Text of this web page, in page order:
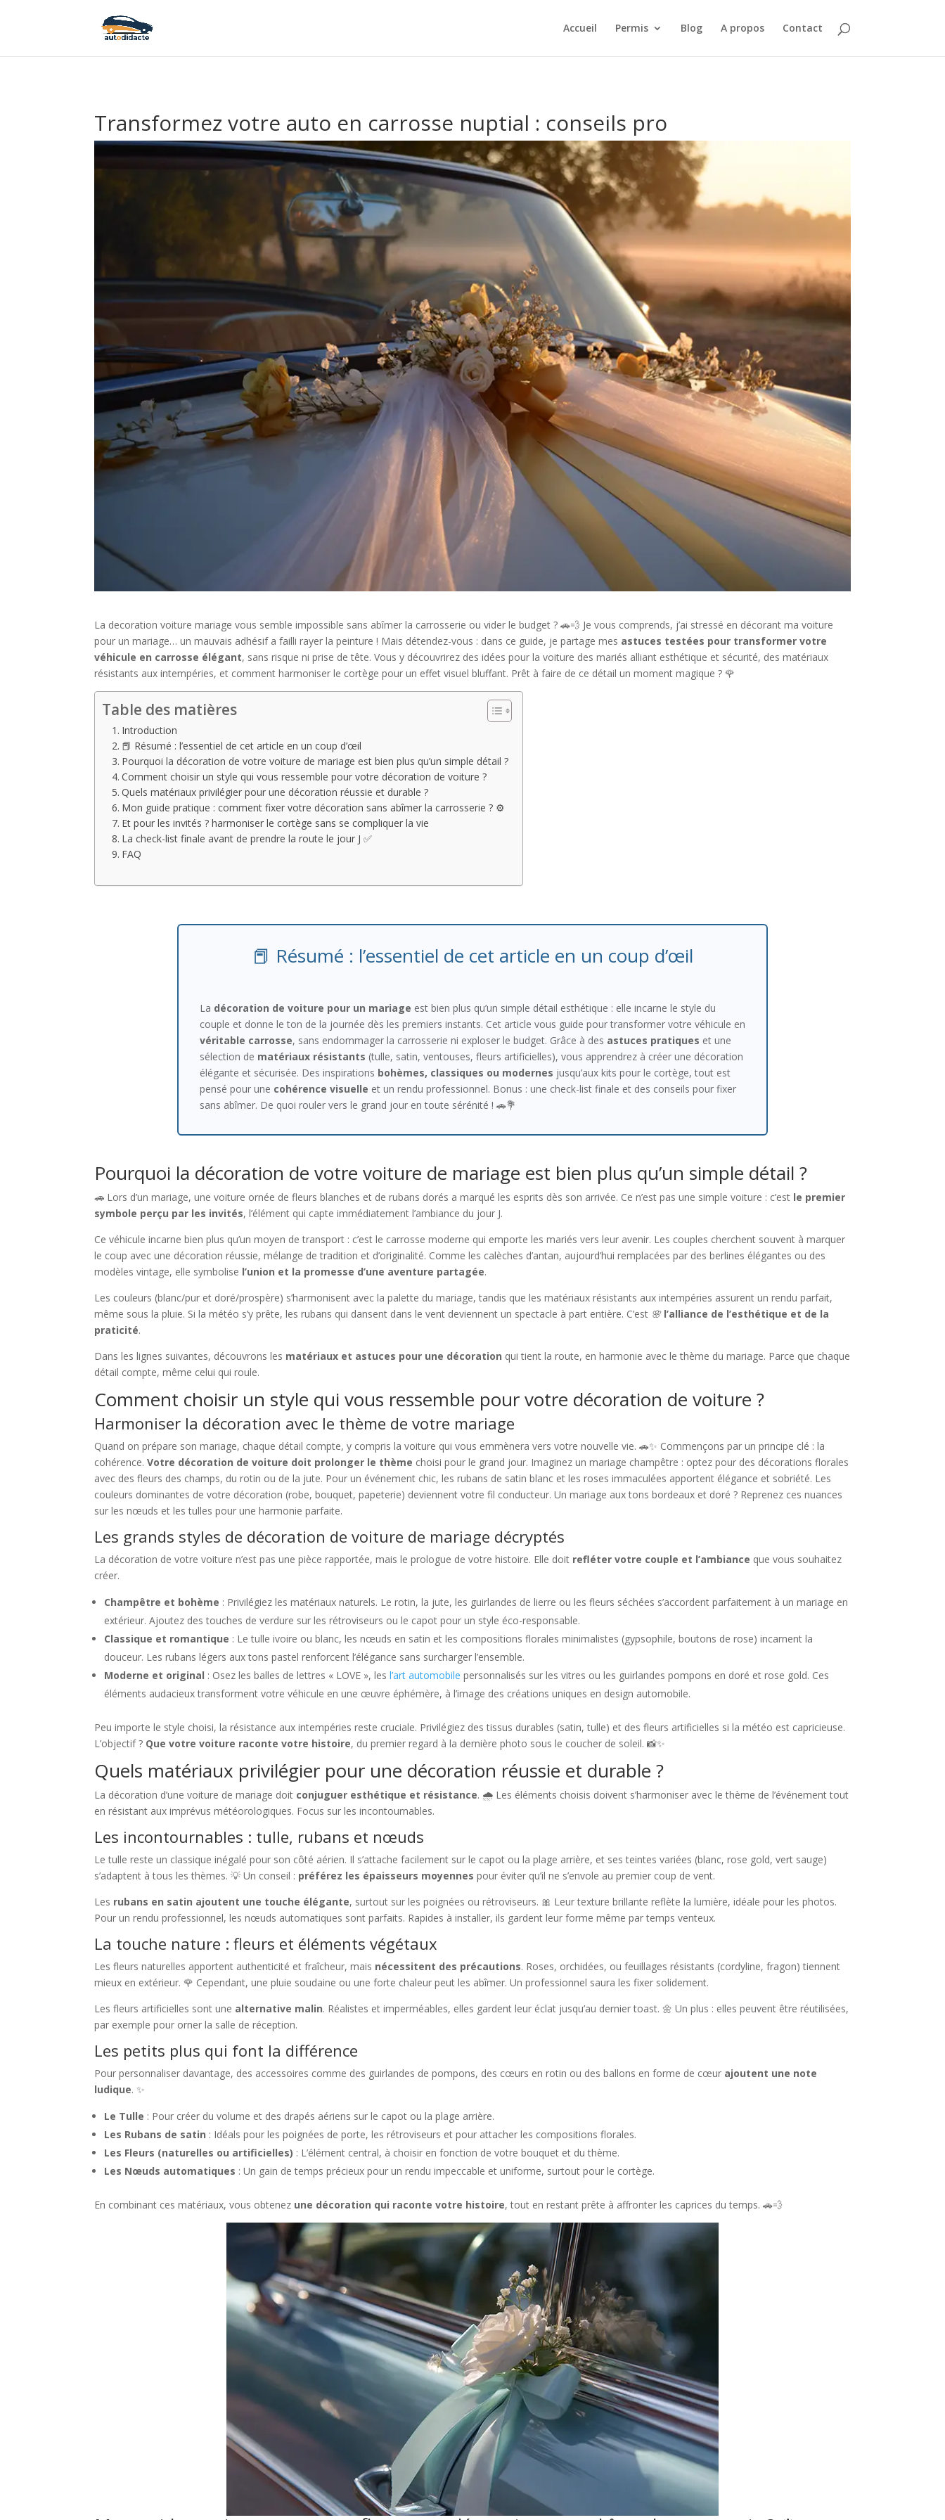
Accueil Permis Blog A propos Contact
Transformez votre auto en carrosse nuptial : conseils pro
La decoration voiture mariage vous semble impossible sans abîmer la carrosserie ou vider le budget ? 🚗💨 Je vous comprends, j’ai stressé en décorant ma voiture
pour un mariage… un mauvais adhésif a failli rayer la peinture ! Mais détendez-vous : dans ce guide, je partage mes astuces testées pour transformer votre
véhicule en carrosse élégant, sans risque ni prise de tête. Vous y découvrirez des idées pour la voiture des mariés alliant esthétique et sécurité, des matériaux
résistants aux intempéries, et comment harmoniser le cortège pour un effet visuel bluffant. Prêt à faire de ce détail un moment magique ? 🌹
Table des matières
Introduction
📕 Résumé : l’essentiel de cet article en un coup d’œil
Pourquoi la décoration de votre voiture de mariage est bien plus qu’un simple détail ?
Comment choisir un style qui vous ressemble pour votre décoration de voiture ?
Quels matériaux privilégier pour une décoration réussie et durable ?
Mon guide pratique : comment fixer votre décoration sans abîmer la carrosserie ? ⚙️
Et pour les invités ? harmoniser le cortège sans se compliquer la vie
La check-list finale avant de prendre la route le jour J ✅
FAQ
📕 Résumé : l’essentiel de cet article en un coup d’œil
La décoration de voiture pour un mariage est bien plus qu’un simple détail esthétique : elle incarne le style du
couple et donne le ton de la journée dès les premiers instants. Cet article vous guide pour transformer votre véhicule en
véritable carrosse, sans endommager la carrosserie ni exploser le budget. Grâce à des astuces pratiques et une
sélection de matériaux résistants (tulle, satin, ventouses, fleurs artificielles), vous apprendrez à créer une décoration
élégante et sécurisée. Des inspirations bohèmes, classiques ou modernes jusqu’aux kits pour le cortège, tout est
pensé pour une cohérence visuelle et un rendu professionnel. Bonus : une check-list finale et des conseils pour fixer
sans abîmer. De quoi rouler vers le grand jour en toute sérénité ! 🚗💐
Pourquoi la décoration de votre voiture de mariage est bien plus qu’un simple détail ?
🚗 Lors d’un mariage, une voiture ornée de fleurs blanches et de rubans dorés a marqué les esprits dès son arrivée. Ce n’est pas une simple voiture : c’est le premier
symbole perçu par les invités, l’élément qui capte immédiatement l’ambiance du jour J.
Ce véhicule incarne bien plus qu’un moyen de transport : c’est le carrosse moderne qui emporte les mariés vers leur avenir. Les couples cherchent souvent à marquer
le coup avec une décoration réussie, mélange de tradition et d’originalité. Comme les calèches d’antan, aujourd’hui remplacées par des berlines élégantes ou des
modèles vintage, elle symbolise l’union et la promesse d’une aventure partagée.
Les couleurs (blanc/pur et doré/prospère) s’harmonisent avec la palette du mariage, tandis que les matériaux résistants aux intempéries assurent un rendu parfait,
même sous la pluie. Si la météo s’y prête, les rubans qui dansent dans le vent deviennent un spectacle à part entière. C’est 🌸 l’alliance de l’esthétique et de la
praticité.
Dans les lignes suivantes, découvrons les matériaux et astuces pour une décoration qui tient la route, en harmonie avec le thème du mariage. Parce que chaque
détail compte, même celui qui roule.
Comment choisir un style qui vous ressemble pour votre décoration de voiture ?
Harmoniser la décoration avec le thème de votre mariage
Quand on prépare son mariage, chaque détail compte, y compris la voiture qui vous emmènera vers votre nouvelle vie. 🚗✨ Commençons par un principe clé : la
cohérence.Votre décoration de voiture doit prolonger le thème choisi pour le grand jour. Imaginez un mariage champêtre : optez pour des décorations florales
avec des fleurs des champs, du rotin ou de la jute. Pour un événement chic, les rubans de satin blanc et les roses immaculées apportent élégance et sobriété. Les
couleurs dominantes de votre décoration (robe, bouquet, papeterie) deviennent votre fil conducteur. Un mariage aux tons bordeaux et doré ? Reprenez ces nuances
sur les nœuds et les tulles pour une harmonie parfaite.
Les grands styles de décoration de voiture de mariage décryptés
La décoration de votre voiture n’est pas une pièce rapportée, mais le prologue de votre histoire. Elle doit refléter votre couple et l’ambiance que vous souhaitez
créer.
Champêtre et bohème : Privilégiez les matériaux naturels. Le rotin, la jute, les guirlandes de lierre ou les fleurs séchées s’accordent parfaitement à un mariage en
extérieur. Ajoutez des touches de verdure sur les rétroviseurs ou le capot pour un style éco-responsable.
Classique et romantique : Le tulle ivoire ou blanc, les nœuds en satin et les compositions florales minimalistes (gypsophile, boutons de rose) incarnent la
douceur. Les rubans légers aux tons pastel renforcent l’élégance sans surcharger l’ensemble.
Moderne et original : Osez les balles de lettres « LOVE », lesl’art automobile personnalisés sur les vitres ou les guirlandes pompons en doré et rose gold. Ces
éléments audacieux transforment votre véhicule en une œuvre éphémère, à l’image des créations uniques en design automobile.
Peu importe le style choisi, la résistance aux intempéries reste cruciale. Privilégiez des tissus durables (satin, tulle) et des fleurs artificielles si la météo est capricieuse.
L’objectif ? Que votre voiture raconte votre histoire, du premier regard à la dernière photo sous le coucher de soleil. 📸✨
Quels matériaux privilégier pour une décoration réussie et durable ?
La décoration d’une voiture de mariage doit conjuguer esthétique et résistance. 🌧️ Les éléments choisis doivent s’harmoniser avec le thème de l’événement tout
en résistant aux imprévus météorologiques. Focus sur les incontournables.
Les incontournables : tulle, rubans et nœuds
Le tulle reste un classique inégalé pour son côté aérien. Il s’attache facilement sur le capot ou la plage arrière, et ses teintes variées (blanc, rose gold, vert sauge)
s’adaptent à tous les thèmes. 💡 Un conseil : préférez les épaisseurs moyennes pour éviter qu’il ne s’envole au premier coup de vent.
Les rubans en satin ajoutent une touche élégante, surtout sur les poignées ou rétroviseurs. 🎀 Leur texture brillante reflète la lumière, idéale pour les photos.
Pour un rendu professionnel, les nœuds automatiques sont parfaits. Rapides à installer, ils gardent leur forme même par temps venteux.
La touche nature : fleurs et éléments végétaux
Les fleurs naturelles apportent authenticité et fraîcheur, mais nécessitent des précautions. Roses, orchidées, ou feuillages résistants (cordyline, fragon) tiennent
mieux en extérieur. 🌹 Cependant, une pluie soudaine ou une forte chaleur peut les abîmer. Un professionnel saura les fixer solidement.
Les fleurs artificielles sont une alternative malin. Réalistes et imperméables, elles gardent leur éclat jusqu’au dernier toast. 🌼 Un plus : elles peuvent être réutilisées,
par exemple pour orner la salle de réception.
Les petits plus qui font la différence
Pour personnaliser davantage, des accessoires comme des guirlandes de pompons, des cœurs en rotin ou des ballons en forme de cœur ajoutent une note
ludique. ✨
Le Tulle : Pour créer du volume et des drapés aériens sur le capot ou la plage arrière.
Les Rubans de satin : Idéals pour les poignées de porte, les rétroviseurs et pour attacher les compositions florales.
Les Fleurs (naturelles ou artificielles) : L’élément central, à choisir en fonction de votre bouquet et du thème.
Les Nœuds automatiques : Un gain de temps précieux pour un rendu impeccable et uniforme, surtout pour le cortège.
En combinant ces matériaux, vous obtenez une décoration qui raconte votre histoire, tout en restant prête à affronter les caprices du temps. 🚗💨